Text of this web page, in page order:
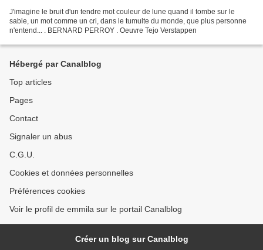
J'imagine le bruit d'un tendre mot couleur de lune quand il tombe sur le
sable, un mot comme un cri, dans le tumulte du monde, que plus personne
n'entend... . BERNARD PERROY . Oeuvre Tejo Verstappen
Hébergé par Canalblog
Top articles
Pages
Contact
Signaler un abus
C.G.U.
Cookies et données personnelles
Préférences cookies
Voir le profil de emmila sur le portail Canalblog
Créer un blog sur Canalblog